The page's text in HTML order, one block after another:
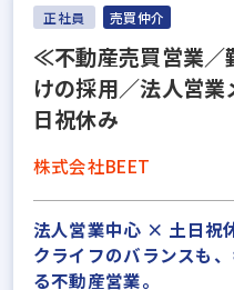
正社員 売買仲介
≪不動産売買営業／
けの採用／法人営
日祝休み
株式会社BEET
法人営業中心 × 土日祝
クライフのバランスも
る不動産営業。